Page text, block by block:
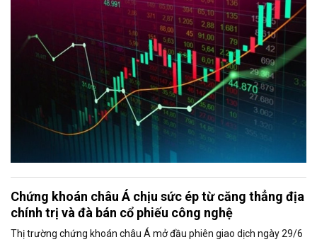
Chứng khoán châu Á chịu sức ép từ căng thẳng địa
chính trị và đà bán cổ phiếu công nghệ
Thị trường chứng khoán châu Á mở đầu phiên giao dịch ngày 29/6